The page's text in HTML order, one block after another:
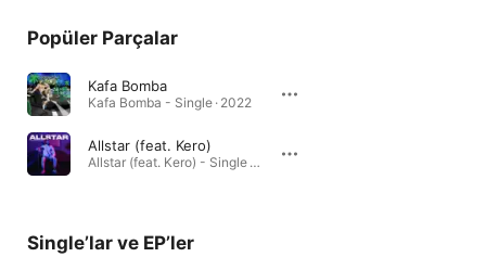
Radyo
Popüler Parçalar
Kafa Bomba
Kafa Bomba - Single · 2022
Allstar (feat. Kero)
Allstar (feat. Kero) - Single · 2022
Single’lar ve EP’ler